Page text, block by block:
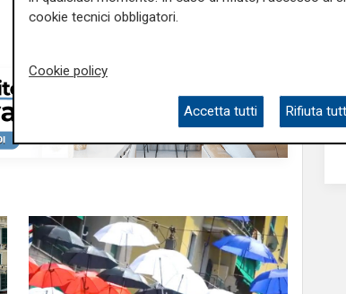
cookie tecnici obbligatori.
Cookie policy
Accetta tutti Rifiuta